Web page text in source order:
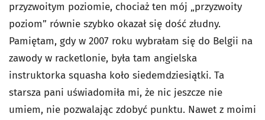
przyzwoitym poziomie, chociaż ten mój „przyzwoity
poziom” równie szybko okazał się dość złudny.
Pamiętam, gdy w 2007 roku wybrałam się do Belgii na
zawody w racketlonie, była tam angielska
instruktorka squasha koło siedemdziesiątki. Ta
starsza pani uświadomiła mi, że nic jeszcze nie
umiem, nie pozwalając zdobyć punktu. Nawet z moimi